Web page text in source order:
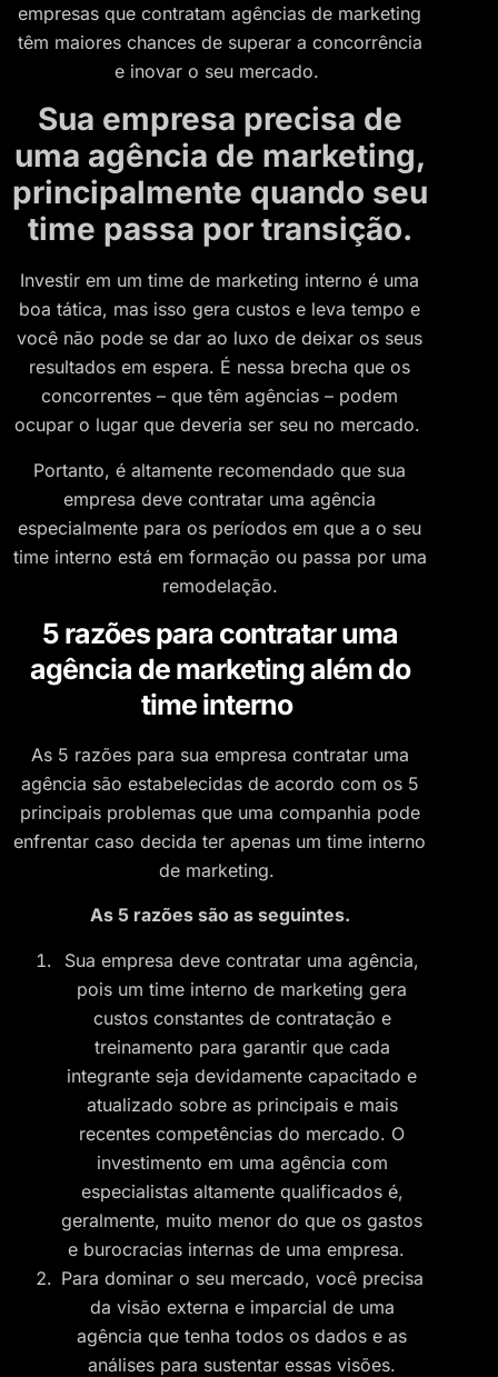
empresas que contratam agências de marketing
têm maiores chances de superar a concorrência
e inovar o seu mercado.
Sua empresa precisa de
uma agência de marketing,
principalmente quando seu
time passa por transição.
Investir em um time de marketing interno é uma
boa tática, mas isso gera custos e leva tempo e
você não pode se dar ao luxo de deixar os seus
resultados em espera. É nessa brecha que os
concorrentes – que têm agências – podem
ocupar o lugar que deveria ser seu no mercado.
Portanto, é altamente recomendado que sua
empresa deve contratar uma agência
especialmente para os períodos em que a o seu
time interno está em formação ou passa por uma
remodelação.
5 razões para contratar uma
agência de marketing além do
time interno
As 5 razões para sua empresa contratar uma
agência são estabelecidas de acordo com os 5
principais problemas que uma companhia pode
enfrentar caso decida ter apenas um time interno
de marketing.
As 5 razões são as seguintes.
Sua empresa deve contratar uma agência,
pois um time interno de marketing gera
custos constantes de contratação e
treinamento para garantir que cada
integrante seja devidamente capacitado e
atualizado sobre as principais e mais
recentes competências do mercado. O
investimento em uma agência com
especialistas altamente qualificados é,
geralmente, muito menor do que os gastos
e burocracias internas de uma empresa.
Para dominar o seu mercado, você precisa
da visão externa e imparcial de uma
agência que tenha todos os dados e as
análises para sustentar essas visões.